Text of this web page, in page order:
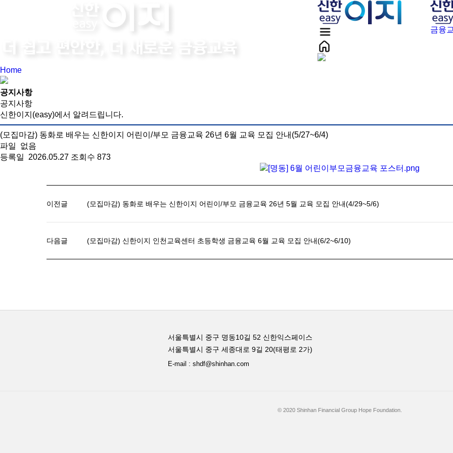
금융
Home
공지사항
공지사항
신한이지(easy)에서 알려드립니다.
(모집마감) 동화로 배우는 신한이지 어린이/부모 금융교육 26년 6월 교육 모집 안내(5/27~6/4)
파일
없음
등록일
2026.05.27 조회수 873
이전글 (모집마감) 동화로 배우는 신한이지 어린이/부모 금융교육 26년 5월 교육 모집 안내(4/29~5/6)
다음글 (모집마감) 신한이지 인천교육센터 초등학생 금융교육 6월 교육 모집 안내(6/2~6/10)
서울특별시 중구 명동10길 52 신한익스페이스
서울특별시 중구 세종대로 9길 20(태평로 2가)
E-mail : shdf@shinhan.com
© 2020 Shinhan Financial Group Hope Foundation.